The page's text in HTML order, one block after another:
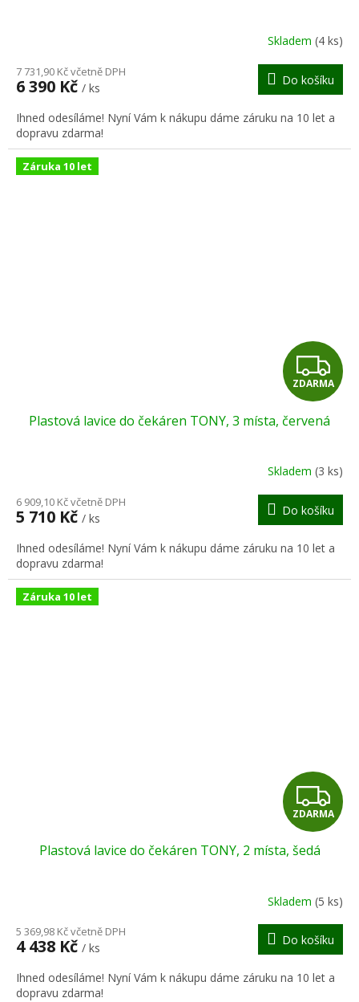
R
M
A
Skladem (4 ks)
7 731,90 Kč včetně DPH
6 390 Kč / ks
Do košíku
Ihned odesíláme! Nyní Vám k nákupu dáme záruku na 10 let a
dopravu zdarma!
Záruka 10 let
Z
D
A
R
M
A
ZDARMA
Plastová lavice do čekáren TONY, 3 místa, červená
Skladem (3 ks)
6 909,10 Kč včetně DPH
5 710 Kč / ks
Do košíku
Ihned odesíláme! Nyní Vám k nákupu dáme záruku na 10 let a
dopravu zdarma!
Záruka 10 let
Z
D
R
M
A
ZDARMA
Plastová lavice do čekáren TONY, 2 místa, šedá
Skladem (5 ks)
5 369,98 Kč včetně DPH
4 438 Kč / ks
Do košíku
Ihned odesíláme! Nyní Vám k nákupu dáme záruku na 10 let a
dopravu zdarma!